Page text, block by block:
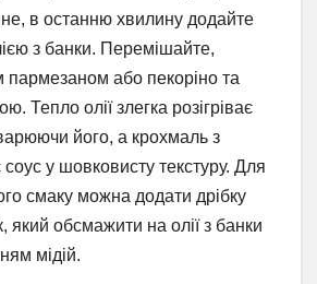
в останню хвилину додайте
з банки. Перемішайте,
пармезаном або пекоріно та
Тепло олії злегка розігріває
його, а крохмаль з
соус у шовковисту текстуру. Для
смаку можна додати дрібку
який обсмажити на олії з банки
мідій.